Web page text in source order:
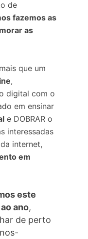
de
fazemos as
as
que um
,
digital com o
em ensinar
e DOBRAR o
interessadas
internet,
em
este
ano,
de perto